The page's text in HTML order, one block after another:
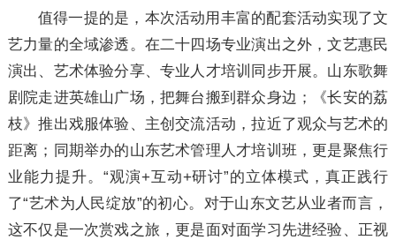
值得一提的是，本次活动用丰富的配套活动实现了文
艺力量的全域渗透。在二十四场专业演出之外，文艺惠民
演出、艺术体验分享、专业人才培训同步开展。山东歌舞
剧院走进英雄山广场，把舞台搬到群众身边；《长安的荔
枝》推出戏服体验、主创交流活动，拉近了观众与艺术的
距离；同期举办的山东艺术管理人才培训班，更是聚焦行
业能力提升。“观演+互动+研讨”的立体模式，真正践行
了“艺术为人民绽放”的初心。对于山东文艺从业者而言，
这不仅是一次赏戏之旅，更是面对面学习先进经验、正视